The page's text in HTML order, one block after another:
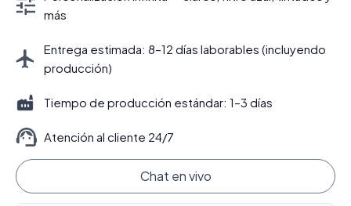
más
Entrega estimada: 8–12 días laborables (incluyendo
producción)
Tiempo de producción estándar: 1–3 días
Atención al cliente 24/7
Chat en vivo